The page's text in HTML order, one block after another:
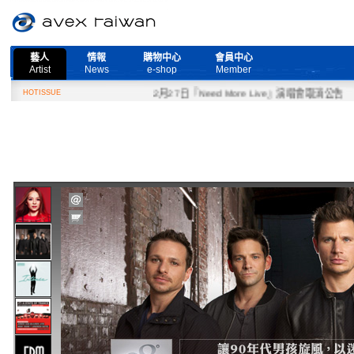
藝人
Artist
情報
News
購物中心
e-shop
會員中心
Member
HOTISSUE 2月27日『Need More Live』演唱會取消公告